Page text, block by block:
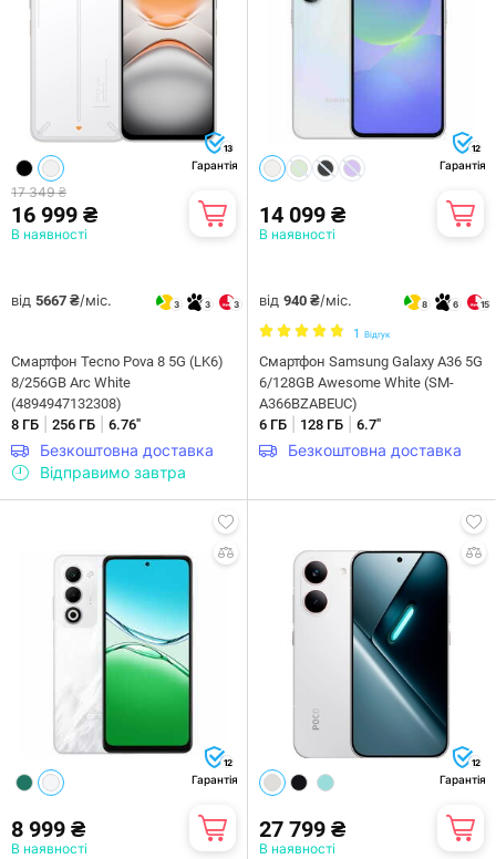
13
Гарантія
17 349 ₴
16 999 ₴
В наявності
від 5667 ₴/міс. 3 3 3
Смартфон Tecno Pova 8 5G (LK6)
8/256GB Arc White
(4894947132308)
8 ГБ
256 ГБ 6.76"
Безкоштовна доставка
Відправимо завтра
12
Гарантія
14 099 ₴
В наявності
від 940 ₴/міс. 8 6 15
1 Відгук
Смартфон Samsung Galaxy A36 5G
6/128GB Awesome White (SM-
A366BZABEUC)
6 ГБ
128 ГБ 6.7"
Безкоштовна доставка
12
Гарантія
8 999 ₴
В наявності
12
Гарантія
27 799 ₴
В наявності